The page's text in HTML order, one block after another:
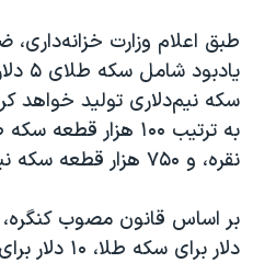
طبق اعلام وزارت
سکه نیم‌دلاری تولید خواهد
نقره، و ۷۵۰ هزار قطعه سکه نیم‌دلاری تعیین شده است.